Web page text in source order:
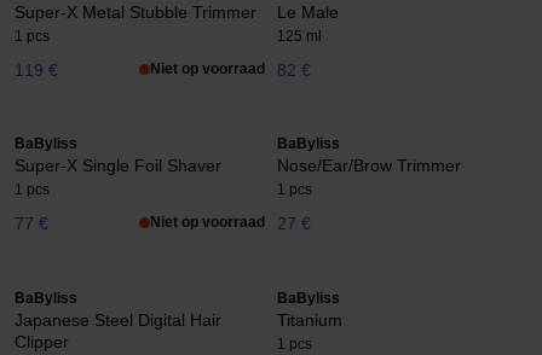
Super-X Metal Stubble Trimmer
1 pcs
119 € Niet op voorraad
Le Male
125 ml
82 €
BaByliss
Super-X Single Foil Shaver
1 pcs
77 € Niet op voorraad
BaByliss
Nose/Ear/Brow Trimmer
1 pcs
27 €
BaByliss
Japanese Steel Digital Hair
Clipper
BaByliss
Titanium
1 pcs